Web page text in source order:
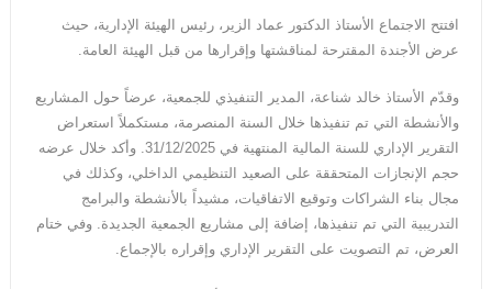
افتتح الاجتماع الأستاذ الدكتور عماد الزير، رئيس الهيئة الإدارية، حيث
عرض الأجندة المقترحة لمناقشتها وإقرارها من قبل الهيئة العامة.
وقدّم الأستاذ خالد شناعة، المدير التنفيذي للجمعية، عرضاً حول المشاريع
والأنشطة التي تم تنفيذها خلال السنة المنصرمة، مستكملاً استعراض
التقرير الإداري للسنة المالية المنتهية في 31/12/2025. وأكد خلال عرضه
حجم الإنجازات المتحققة على الصعيد التنظيمي الداخلي، وكذلك في
مجال بناء الشراكات وتوقيع الاتفاقيات، مشيداً بالأنشطة والبرامج
التدريبية التي تم تنفيذها، إضافة إلى مشاريع الجمعية الجديدة. وفي ختام
العرض، تم التصويت على التقرير الإداري وإقراره بالإجماع.